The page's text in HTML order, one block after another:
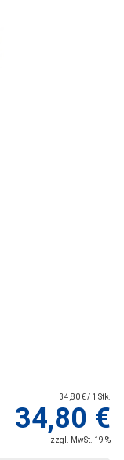
34,80 € / 1 Stk.
34,80 €
zzgl. MwSt. 19 %